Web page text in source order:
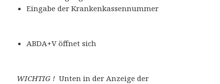
Eingabe der Krankenkassennummer
ABDA+V öffnet sich
WICHTIG ! Unten in der Anzeige der